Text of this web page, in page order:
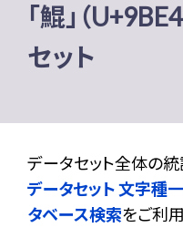
「鯤」（
セット
データセット全体の統
データセット 文字種
タベース検索をご利